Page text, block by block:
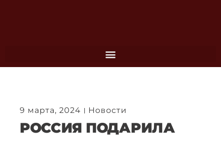
9 марта, 2024 Новости
РОССИЯ ПОДАРИЛА